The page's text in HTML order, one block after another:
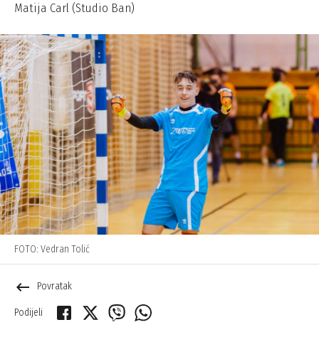
Matija Carl (Studio Ban)
FOTO: Vedran Tolić
keyboard_backspace Povratak
Podijeli